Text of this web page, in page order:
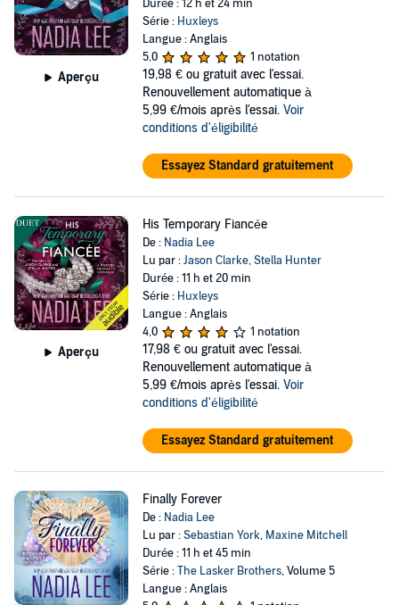
Aperçu
Durée : 12 h et 24 min
Série : Huxleys
Langue : Anglais
5,0
1 notation
19,98 € ou gratuit avec l'essai.
Renouvellement automatique à
5,99 €/mois après l'essai. Voir
conditions d'éligibilité
Essayez Standard gratuitement
Aperçu
His Temporary Fiancée
De : Nadia Lee
Lu par :Jason Clarke,Stella Hunter
Durée : 11 h et 20 min
Série : Huxleys
Langue : Anglais
4,0
1 notation
17,98 € ou gratuit avec l'essai.
Renouvellement automatique à
5,99 €/mois après l'essai. Voir
conditions d'éligibilité
Essayez Standard gratuitement
Finally Forever
De : Nadia Lee
Lu par :Sebastian York, Maxine Mitchell
Durée : 11 h et 45 min
Série :The Lasker Brothers, Volume 5
Langue : Anglais